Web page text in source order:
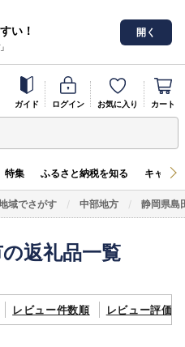
い！
開く
ガイド ログイン お気に入り カート
特集 ふるさと納税を知る キャン
域でさがす 中部地方 静岡県島
返礼品一覧
レビュー件数順 レビュー評価順